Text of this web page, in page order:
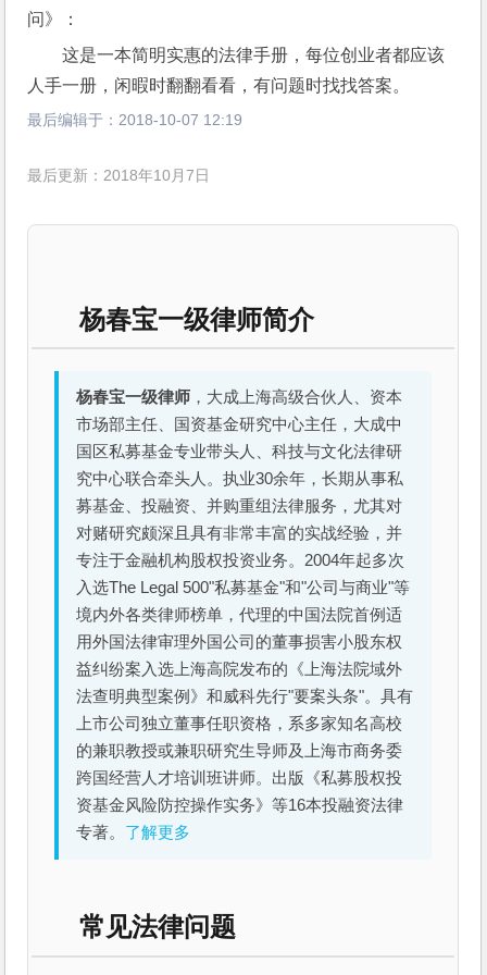
问》：
这是一本简明实惠的法律手册，每位创业者都应该
人手一册，闲暇时翻翻看看，有问题时找找答案。
最后编辑于： 2018-10-07 12:19
最后更新：2018年10月7日
杨春宝一级律师简介
杨春宝一级律师 ，大成上海高级合伙人、资本
市场部主任、国资基金研究中心主任，大成中
国区私募基金专业带头人、科技与文化法律研
究中心联合牵头人。执业30余年，长期从事私
募基金、投融资、并购重组法律服务，尤其对
对赌研究颇深且具有非常丰富的实战经验，并
专注于金融机构股权投资业务。2004年起多次
入选The Legal 500"私募基金"和"公司与商业"等
境内外各类律师榜单，代理的中国法院首例适
用外国法律审理外国公司的董事损害小股东权
益纠纷案入选上海高院发布的《上海法院域外
法查明典型案例》和威科先行"要案头条"。具有
上市公司独立董事任职资格，系多家知名高校
的兼职教授或兼职研究生导师及上海市商务委
跨国经营人才培训班讲师。出版《私募股权投
资基金风险防控操作实务》等16本投融资法律
专著。 了解更多
常见法律问题